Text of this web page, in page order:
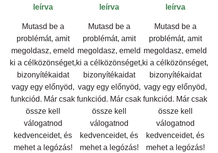
leírva
Mutasd be a
problémát, amit
megoldasz, emeld
ki a célközönséget,
bizonyítékaidat
vagy egy előnyöd,
funkciód. Már csak
össze kell
válogatnod
kedvenceidet, és
mehet a legózás!
leírva
Mutasd be a
problémát, amit
megoldasz, emeld
ki a célközönséget,
bizonyítékaidat
vagy egy előnyöd,
funkciód. Már csak
össze kell
válogatnod
kedvenceidet, és
mehet a legózás!
leírva
Mutasd be a
problémát, amit
megoldasz, emeld
ki a célközönséget,
bizonyítékaidat
vagy egy előnyöd,
funkciód. Már csak
össze kell
válogatnod
kedvenceidet, és
mehet a legózás!